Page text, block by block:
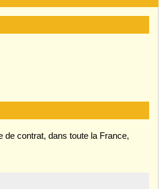
de contrat, dans toute la France,